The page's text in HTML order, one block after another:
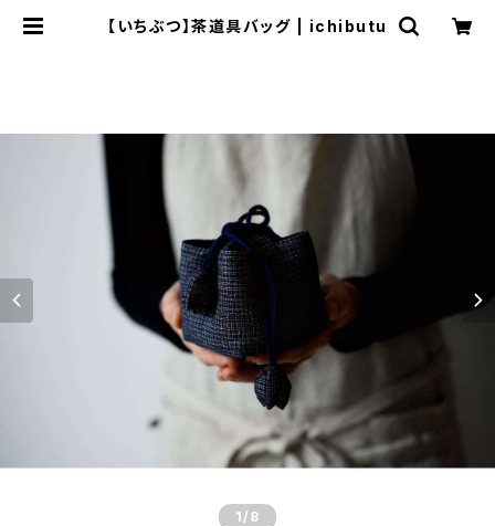
【いちぶつ】茶道具バッグ | ichibutu
1 /8